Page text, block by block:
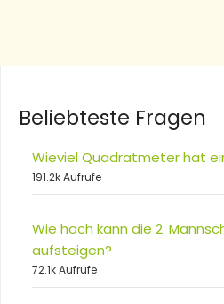
Beliebteste Fragen
Wieviel Quadratmeter hat
191.2k Aufrufe
Wie hoch kann die 2.
aufsteigen?
72.1k Aufrufe